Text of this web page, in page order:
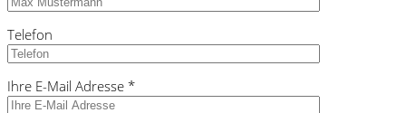
Telefon
Ihre E-Mail Adresse *